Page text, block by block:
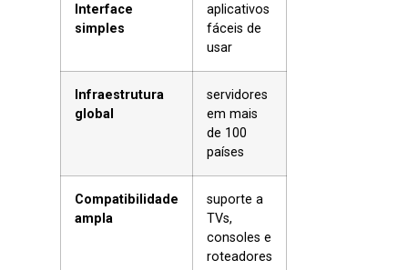
Interface
simples
aplicativos
fáceis de
usar
Infraestrutura
global
servidores
em mais
de 100
países
Compatibilidade
ampla
suporte a
TVs,
consoles e
roteadores